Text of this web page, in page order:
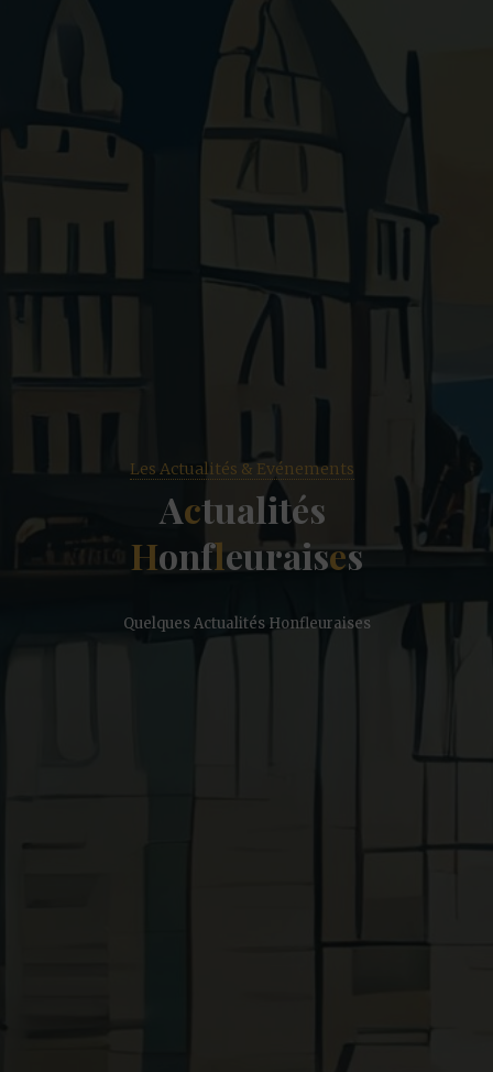
Les Actualités & Evénements
Actualités
Honfleuraises
Quelques Actualités Honfleuraises